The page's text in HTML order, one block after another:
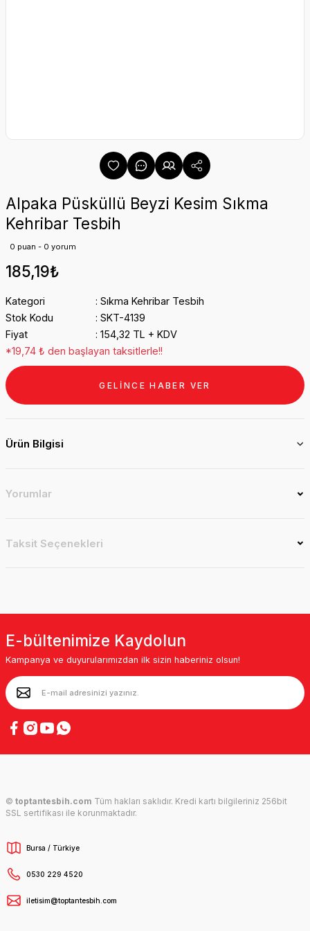
Alpaka Püsküllü Beyzi Kesim Sıkma
Kehribar Tesbih
0 puan - 0 yorum
185,19₺
Kategori
Sıkma Kehribar Tesbih
Stok Kodu
SKT-4139
Fiyat
154,32 TL + KDV
*19,74 ₺ den başlayan taksitlerle!!
GELİNCE HABER VER
Ürün Bilgisi
Yorumlar
Taksit Seçenekleri
E-bültenimize Kaydolun
Kampanya ve duyurularımızdan ilk sizin haberiniz olsun!
© toptantesbih.com Tüm hakları saklıdır. Kredi kartı bilgileriniz 256bit
SSL sertifikası ile korunmaktadır.
Bursa / Türkiye
0530 229 4520
iletisim@toptantesbih.com